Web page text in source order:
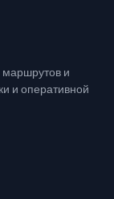
и
и оперативной